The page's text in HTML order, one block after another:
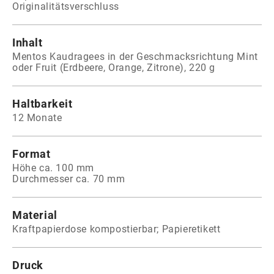
Originalitätsverschluss
Inhalt
Mentos Kaudragees in der Geschmacksrichtung Mint
oder Fruit (Erdbeere, Orange, Zitrone), 220 g
Haltbarkeit
12 Monate
Format
Höhe ca. 100 mm
Durchmesser ca. 70 mm
Material
Kraftpapierdose kompostierbar; Papieretikett
Druck